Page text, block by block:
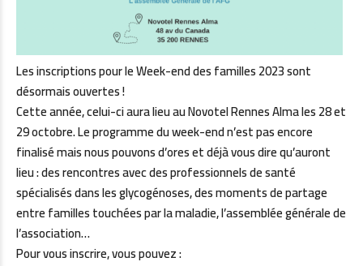
Les inscriptions pour le Week-end des familles 2023 sont
désormais ouvertes !
Cette année, celui-ci aura lieu au Novotel Rennes Alma les 28 et
29 octobre. Le programme du week-end n’est pas encore
finalisé mais nous pouvons d’ores et déjà vous dire qu’auront
lieu : des rencontres avec des professionnels de santé
spécialisés dans les glycogénoses, des moments de partage
entre familles touchées par la maladie, l’assemblée générale de
l’association…
Pour vous inscrire, vous pouvez :